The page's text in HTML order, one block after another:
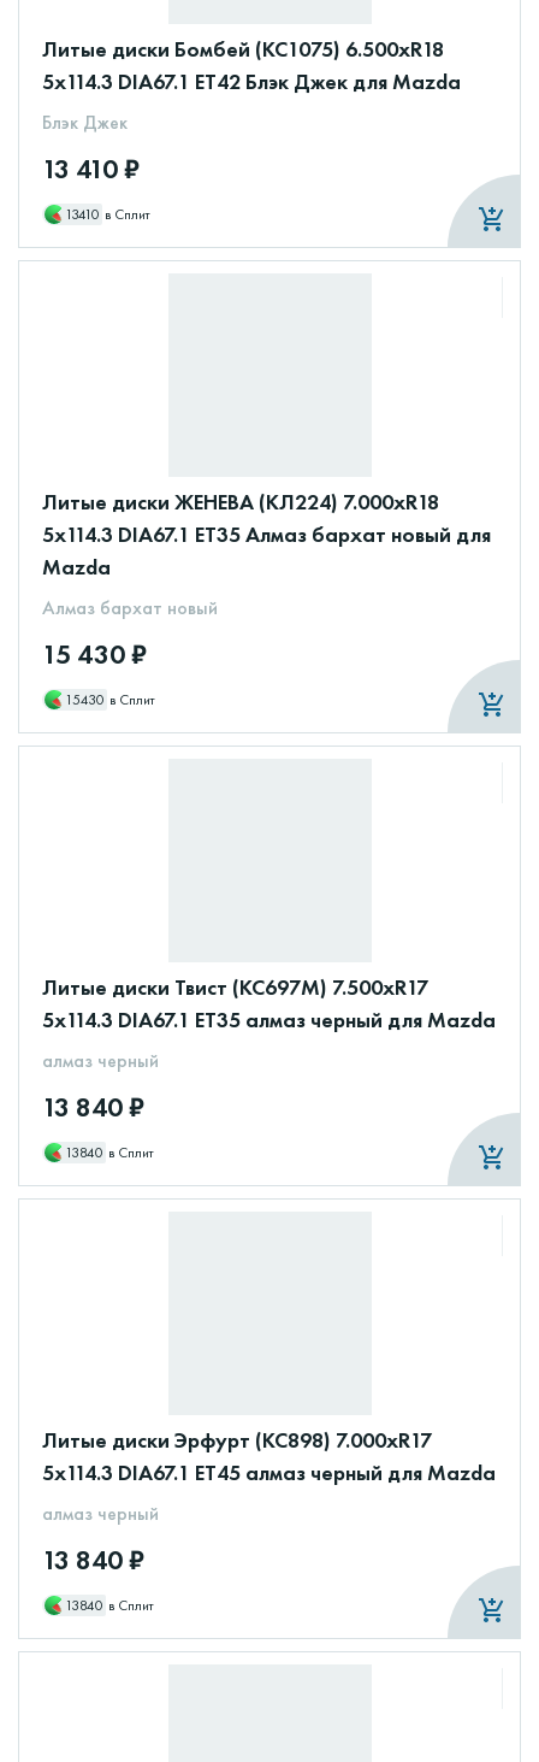
Литые диски Бомбей (КС1075) 6.500xR18
5x114.3 DIA67.1 ET42 Блэк Джек для Mazda
Блэк Джек
13 410 ₽
13410 в Сплит
Литые диски ЖЕНЕВА (КЛ224) 7.000xR18
5x114.3 DIA67.1 ET35 Алмаз бархат новый для
Mazda
Алмаз бархат новый
15 430 ₽
15430 в Сплит
Литые диски Твист (КС697М) 7.500xR17
5x114.3 DIA67.1 ET35 алмаз черный для Mazda
алмаз черный
13 840 ₽
13840 в Сплит
Литые диски Эрфурт (КС898) 7.000xR17
5x114.3 DIA67.1 ET45 алмаз черный для Mazda
алмаз черный
13 840 ₽
13840 в Сплит